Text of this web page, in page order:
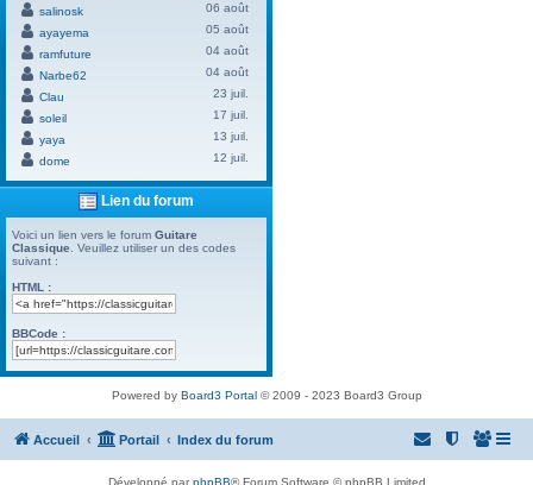
salinosk
06 août
ayayema
05 août
ramfuture
04 août
Narbe62
04 août
Clau
23 juil.
soleil
17 juil.
yaya
13 juil.
dome
12 juil.
Lien du forum
Voici un lien vers le forum Guitare
Classique . Veuillez utiliser un des codes
suivant :
HTML :
BBCode :
Powered by Board3 Portal© 2009 - 2023 Board3 Group
Accueil Portail Index du forum
Développé parphpBB® Forum Software © phpBB Limited